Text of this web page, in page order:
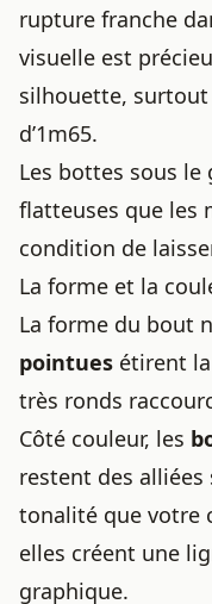
rupture franche
visuelle est
silhouette,
d’1m65.
Les bottes sous
flatteuses que les
condition de
La forme et la
La forme du bout
pointues étirent
très ronds
Côté couleur, les
restent des alliées
tonalité que votre
elles créent une
graphique.